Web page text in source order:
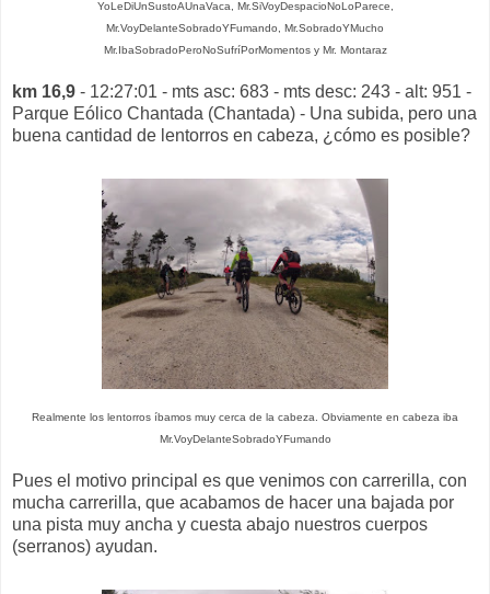
YoLeDiUnSustoAUnaVaca, Mr.SiVoyDespacioNoLoParece,
Mr.VoyDelanteSobradoYFumando, Mr.SobradoYMucho
Mr.IbaSobradoPeroNoSufríPorMomentos y Mr. Montaraz
km 16,9 - 12:27:01 - mts asc: 683 - mts desc: 243 - alt: 951 -
Parque Eólico Chantada (Chantada) - Una subida, pero una
buena cantidad de lentorros en cabeza, ¿cómo es posible?
Realmente los lentorros íbamos muy cerca de la cabeza. Obviamente en cabeza iba
Mr.VoyDelanteSobradoYFumando
Pues el motivo principal es que venimos con carrerilla, con
mucha carrerilla, que acabamos de hacer una bajada por
una pista muy ancha y cuesta abajo nuestros cuerpos
(serranos) ayudan.